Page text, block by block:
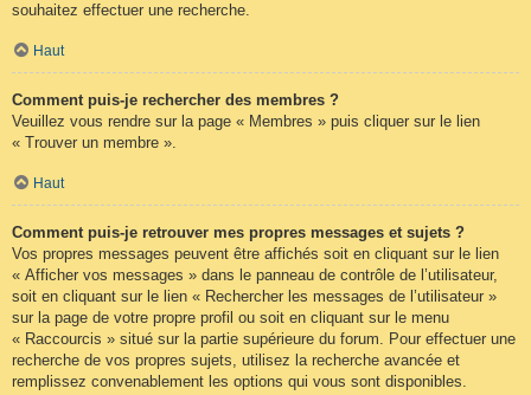
souhaitez effectuer une recherche.
Haut
Comment puis-je rechercher des membres ?
Veuillez vous rendre sur la page « Membres » puis cliquer sur le lien
« Trouver un membre ».
Haut
Comment puis-je retrouver mes propres messages et sujets ?
Vos propres messages peuvent être affichés soit en cliquant sur le lien
« Afficher vos messages » dans le panneau de contrôle de l’utilisateur,
soit en cliquant sur le lien « Rechercher les messages de l’utilisateur »
sur la page de votre propre profil ou soit en cliquant sur le menu
« Raccourcis » situé sur la partie supérieure du forum. Pour effectuer une
recherche de vos propres sujets, utilisez la recherche avancée et
remplissez convenablement les options qui vous sont disponibles.